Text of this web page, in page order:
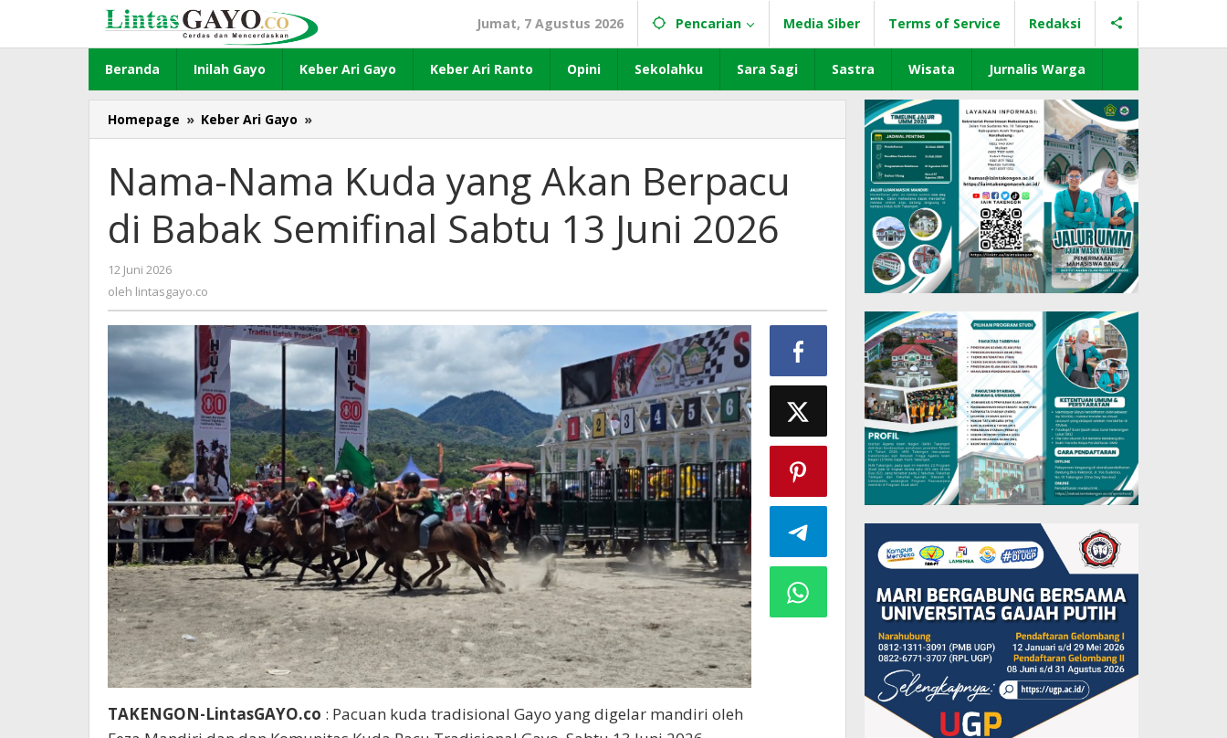
konten
Jumat, 7 Agustus 2026 Pencarian Media Siber Terms of Service Redaksi
Beranda Inilah Gayo Keber Ari Gayo Keber Ari Ranto Opini Sekolahku Sara Sagi Sastra Wisata Jurnalis Warga
Homepage » Keber Ari Gayo »
Nama
yang
Akan
Berpacu
di
13
Juni
2026
Nama-Nama Kuda yang Akan Berpacu
di Babak Semifinal Sabtu 13 Juni 2026
12 Juni 2026
lintasgayo.co
oleh lintasgayo.co
TAKENGON-LintasGAYO.co : Pacuan kuda tradisional Gayo yang digelar mandiri oleh